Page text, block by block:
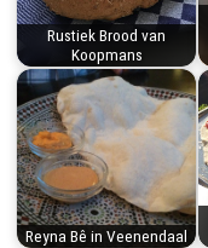
Rustiek Brood van
Koopmans
Reyna Bê in Veenendaal